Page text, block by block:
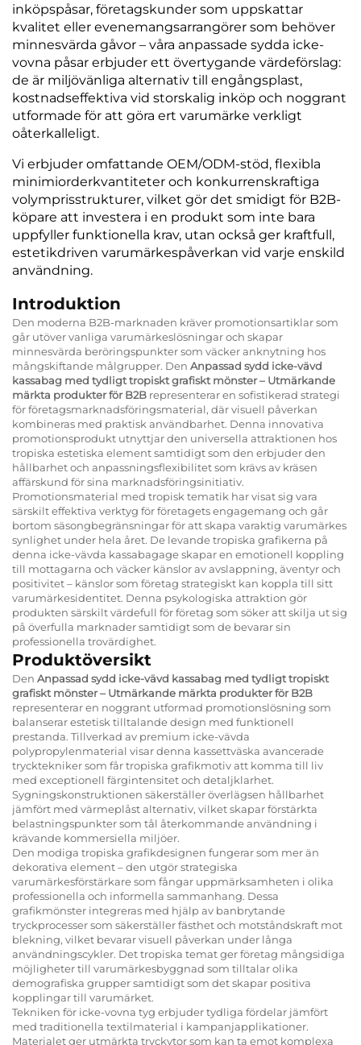
inköpspåsar, företagskunder som uppskattar
kvalitet eller evenemangsarrangörer som behöver
minnesvärda gåvor – våra anpassade sydda icke-
vovna påsar erbjuder ett övertygande värdeförslag:
de är miljövänliga alternativ till engångsplast,
kostnadseffektiva vid storskalig inköp och noggrant
utformade för att göra ert varumärke verkligt
oåterkalleligt.
Vi erbjuder omfattande OEM/ODM-stöd, flexibla
minimiorderkvantiteter och konkurrenskraftiga
volymprisstrukturer, vilket gör det smidigt för B2B-
köpare att investera i en produkt som inte bara
uppfyller funktionella krav, utan också ger kraftfull,
estetikdriven varumärkespåverkan vid varje enskild
användning.
Introduktion
Den moderna B2B-marknaden kräver promotionsartiklar som
går utöver vanliga varumärkeslösningar och skapar
minnesvärda beröringspunkter som väcker anknytning hos
mångskiftande målgrupper. Den Anpassad sydd icke-vävd
kassabag med tydligt tropiskt grafiskt mönster – Utmärkande
märkta produkter för B2B representerar en sofistikerad strategi
för företagsmarknadsföringsmaterial, där visuell påverkan
kombineras med praktisk användbarhet. Denna innovativa
promotionsprodukt utnyttjar den universella attraktionen hos
tropiska estetiska element samtidigt som den erbjuder den
hållbarhet och anpassningsflexibilitet som krävs av kräsen
affärskund för sina marknadsföringsinitiativ.
Promotionsmaterial med tropisk tematik har visat sig vara
särskilt effektiva verktyg för företagets engagemang och går
bortom säsongbegränsningar för att skapa varaktig varumärkes
synlighet under hela året. De levande tropiska grafikerna på
denna icke-vävda kassabagage skapar en emotionell koppling
till mottagarna och väcker känslor av avslappning, äventyr och
positivitet – känslor som företag strategiskt kan koppla till sitt
varumärkesidentitet. Denna psykologiska attraktion gör
produkten särskilt värdefull för företag som söker att skilja ut sig
på överfulla marknader samtidigt som de bevarar sin
professionella trovärdighet.
Produktöversikt
Den Anpassad sydd icke-vävd kassabag med tydligt tropiskt
grafiskt mönster – Utmärkande märkta produkter för B2B
representerar en noggrant utformad promotionslösning som
balanserar estetisk tilltalande design med funktionell
prestanda. Tillverkad av premium icke-vävda
polypropylenmaterial visar denna kassettväska avancerade
trycktekniker som får tropiska grafikmotiv att komma till liv
med exceptionell färgintensitet och detaljklarhet.
Sygningskonstruktionen säkerställer överlägsen hållbarhet
jämfört med värmeplåst alternativ, vilket skapar förstärkta
belastningspunkter som tål återkommande användning i
krävande kommersiella miljöer.
Den modiga tropiska grafikdesignen fungerar som mer än
dekorativa element – den utgör strategiska
varumärkesförstärkare som fångar uppmärksamheten i olika
professionella och informella sammanhang. Dessa
grafikmönster integreras med hjälp av banbrytande
tryckprocesser som säkerställer fästhet och motståndskraft mot
blekning, vilket bevarar visuell påverkan under långa
användningscykler. Det tropiska temat ger företag mångsidiga
möjligheter till varumärkesbyggnad som tilltalar olika
demografiska grupper samtidigt som det skapar positiva
kopplingar till varumärket.
Tekniken för icke-vovna tyg erbjuder tydliga fördelar jämfört
med traditionella textilmaterial i kampanjapplikationer.
Materialet ger utmärkta tryckytor som kan ta emot komplexa